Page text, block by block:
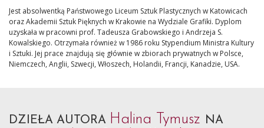
Jest absolwentką Państwowego Liceum Sztuk Plastycznych w Katowicach
oraz Akademii Sztuk Pięknych w Krakowie na Wydziale Grafiki. Dyplom
uzyskała w pracowni prof. Tadeusza Grabowskiego i Andrzeja S.
Kowalskiego. Otrzymała również w 1986 roku Stypendium Ministra Kultury
i Sztuki. Jej prace znajdują się głównie w zbiorach prywatnych w Polsce,
Niemczech, Anglii, Szwecji, Włoszech, Holandii, Francji, Kanadzie, USA.
DZIEŁA AUTORA Halina Tymusz NA